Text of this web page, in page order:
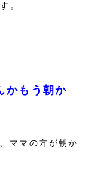
。
かもう朝か
ママの方が朝か